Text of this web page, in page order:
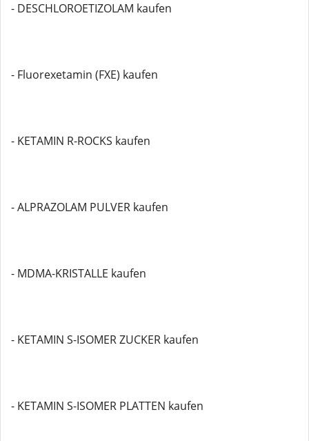
- DESCHLOROETIZOLAM kaufen
- Fluorexetamin (FXE) kaufen
- KETAMIN R-ROCKS kaufen
- ALPRAZOLAM PULVER kaufen
- MDMA-KRISTALLE kaufen
- KETAMIN S-ISOMER ZUCKER kaufen
- KETAMIN S-ISOMER PLATTEN kaufen